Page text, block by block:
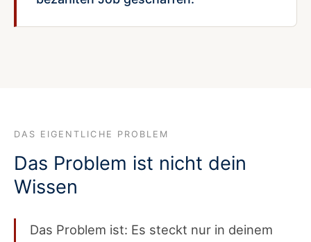
DAS EIGENTLICHE PROBLEM
Das Problem ist nicht dein
Wissen
Das Problem ist: Es steckt nur in deinem